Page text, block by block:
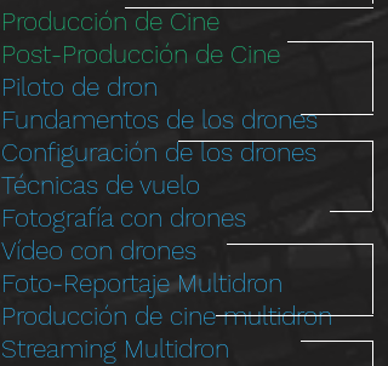
Producción de Cine
Post-Producción de Cine
Piloto de dron
Fundamentos de los drones
Configuración de los drones
Técnicas de vuelo
Fotografía con drones
Vídeo con drones
Foto-Reportaje Multidron
Producción de cine multidron
Streaming Multidron